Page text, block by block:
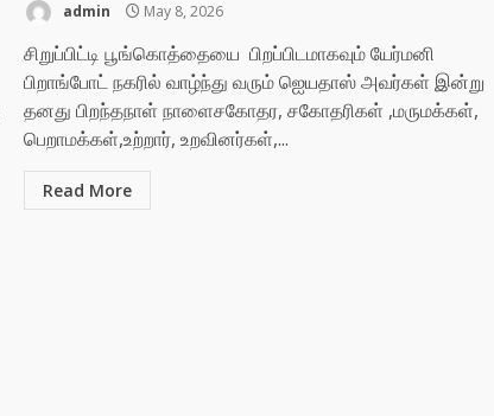
admin May 8, 2026
சிறுப்பிட்டி பூங்கொத்தையை பிறப்பிடமாகவும் யேர்மனி
பிறாங்போட் நகரில் வாழ்ந்து வரும் ஐெயதாஸ் அவர்கள் இன்று
தனது பிறந்தநாள் நாளைசகோதர, சகோதரிகள் ,மருமக்கள்,
பெறாமக்கள்,உற்றார், உறவினர்கள்,...
Read More